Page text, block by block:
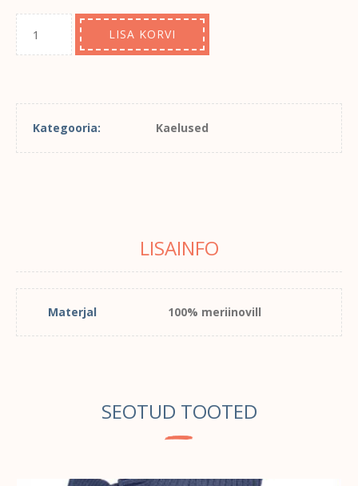
LISA KORVI
Kategooria: Kaelused
LISAINFO
Materjal 100% meriinovill
SEOTUD TOOTED